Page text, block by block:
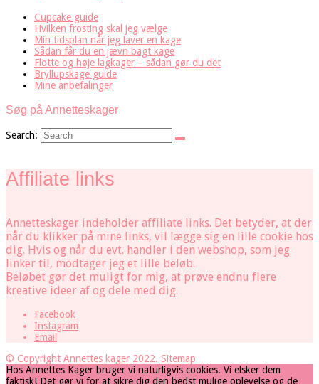
Cupcake guide
Hvilken frosting skal jeg vælge
Min tidsplan når jeg laver en kage
Sådan får du en jævn bagt kage
Flotte og høje lagkager – sådan gør du det
Bryllupskage guide
Mine anbefalinger
Søg på Annetteskager
Search:
Affiliate links
Annetteskager indeholder affiliate links. Det betyder, at der
når du klikker på mine links, vil lægge sig en lille cookie hos
dig. Hvis og når du evt. handler i den webshop, som jeg
linker til, modtager jeg et lille beløb.
Beløbet gør det muligt for mig, at prøve endnu flere
kreative ideer af og dele med dig.
Facebook
Instagram
Email
© Copyright Annettes kager 2022. Sitemap
Hos Annettes Kager bruger vi naturligvis cookies. Vi elsker dem
faktisk! Det gør vi for at sikre dig den bedst mulige oplevelse og de